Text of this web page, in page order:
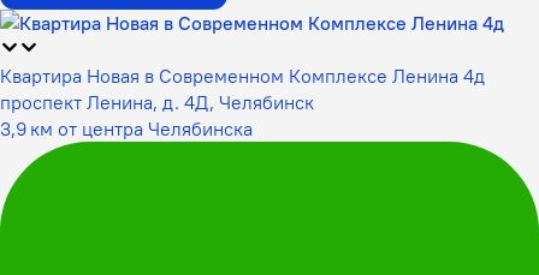
Квартира Новая в Современном Комплексе Ленина 4д
проспект Ленина, д. 4Д, Челябинск
3,9 км от центра Челябинска